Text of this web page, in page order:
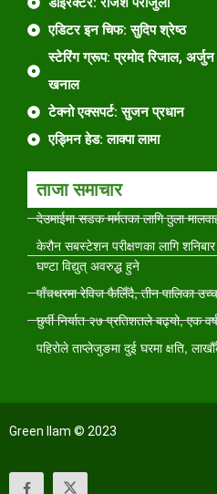
एडिटर इन चिफ: सुदिप श्रेष्ठ
स्टेरिंग ग्रूप: प्रमोद रिजाल,
खनाल
टेक्नो एक्सपर्ट: सुजन प्रधान
एड्मिन हेड: लाक्पा लामा
ताजा समाचार
देउमाईमा सडक मर्मतका लागि ठुला
केरौन सबस्टेशन परीक्षणका लागि
घण्टा विद्युत् अवरुद्ध हुने
पाँचथरमा रेविज फैलिँदै, तीन पालिका
छुर्पी निर्यात २७ प्रतिशतले बढ्यो, एक
पहिरोले ताप्लेजुङमा दुई घरमा क्षति,
Green Ilam © 2023